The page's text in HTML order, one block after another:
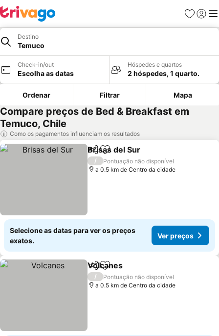
Favoritos
Iniciar
Destino
Temuco
Check-in/out
Escolha as datas
Hóspedes e quartos
2 hóspedes, 1 quarto.
Ordenar Filtrar Mapa
Compare preços de Bed & Breakfast em
Temuco, Chile
Como os pagamentos influenciam os resultados
PartilharAdicionar aos favoritos
Brisas del Sur
/
Pontuação não disponível
a 0.5 km de Centro da cidade
Selecione as datas para ver os preços
exatos.
Ver preços
PartilharAdicionar aos favoritos
Volcanes
/
Pontuação não disponível
a 0.5 km de Centro da cidade